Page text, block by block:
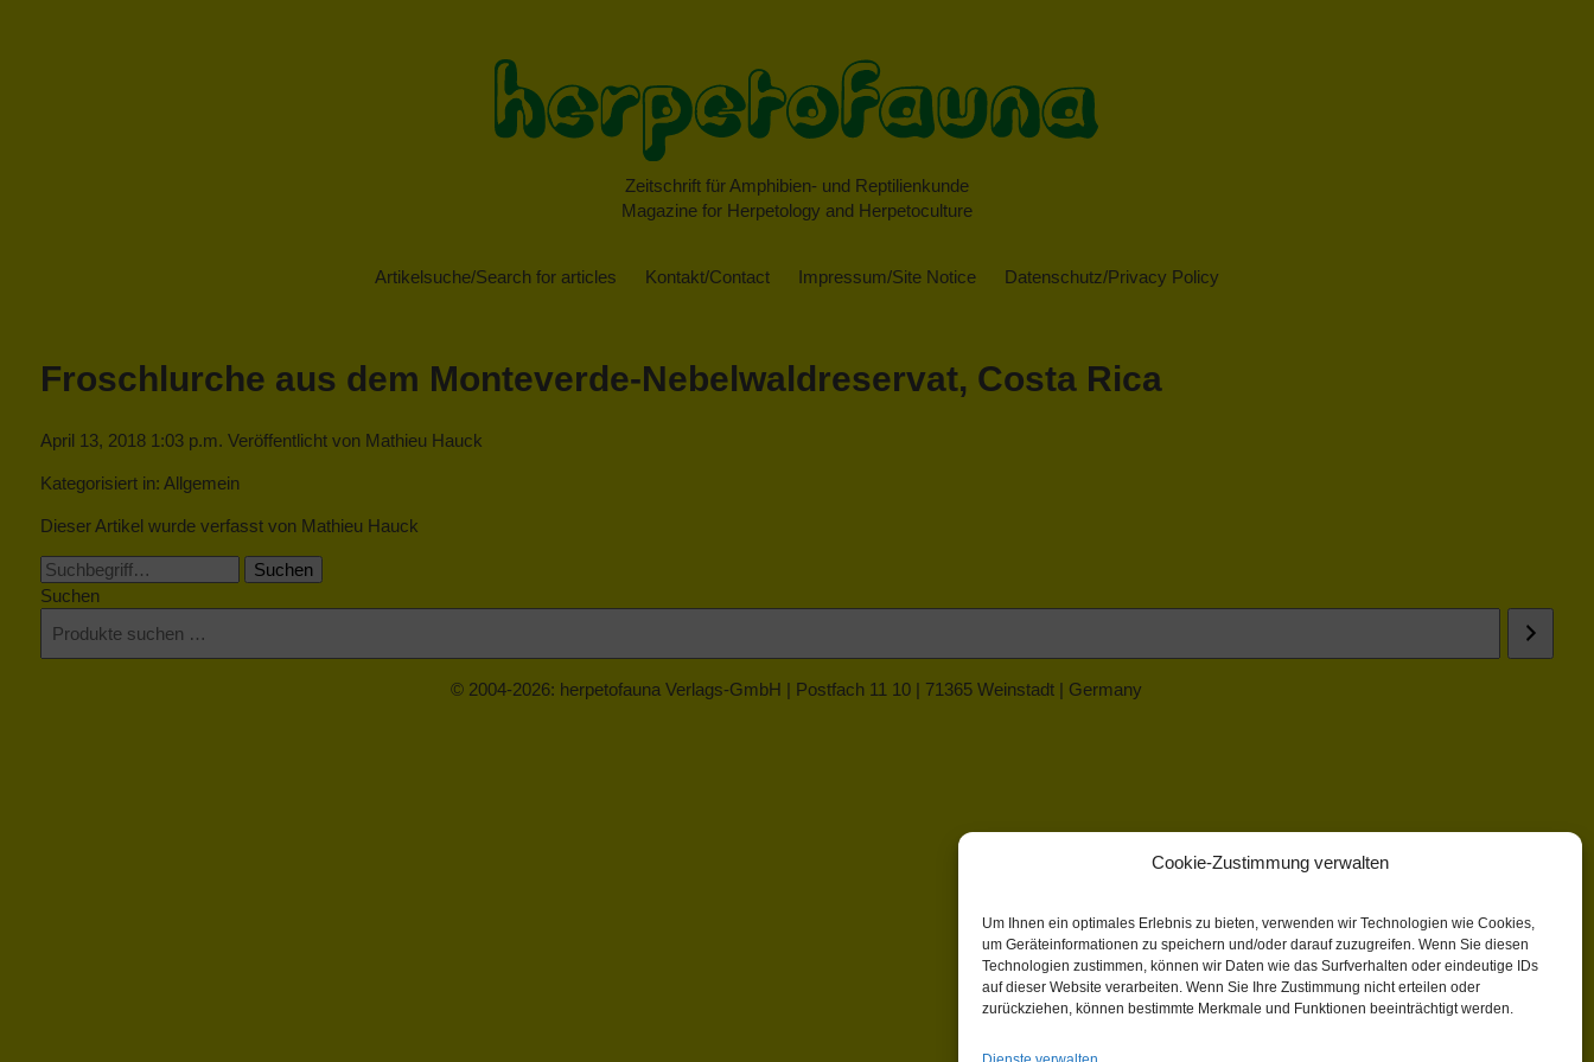
Cookie-Zustimmung verwalten
Um Ihnen ein optimales Erlebnis zu bieten, verwenden wir Technologien wie Cookies,
um Geräteinformationen zu speichern und/oder darauf zuzugreifen. Wenn Sie diesen
Technologien zustimmen, können wir Daten wie das Surfverhalten oder eindeutige IDs
auf dieser Website verarbeiten. Wenn Sie Ihre Zustimmung nicht erteilen oder
zurückziehen, können bestimmte Merkmale und Funktionen beeinträchtigt werden.
Zeitschrift für Amphibien- und Reptilienkunde
Magazine for Herpetology and Herpetoculture
Artikelsuche/Search for articles Kontakt/Contact Impressum/Site Notice Datenschutz/Privacy Policy
Froschlurche aus dem Monteverde-Nebelwaldreservat, Costa Rica
April 13, 2018 1:03 p.m. Veröffentlicht von Mathieu Hauck
Kategorisiert in: Allgemein
Dieser Artikel wurde verfasst von Mathieu Hauck
Suchen
Suchen
© 2004-2026: herpetofauna Verlags-GmbH | Postfach 11 10 | 71365 Weinstadt | Germany